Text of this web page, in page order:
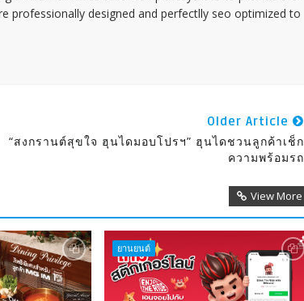
professionally designed and perfectlly seo optimized to
Older Article
“สงกรานต์สุขใจ ฮุนไดมอบโปรฯ” ฮุนไดชวนลูกค้าเช็ก
ความพร้อมรถ
View More
ยานยนต์